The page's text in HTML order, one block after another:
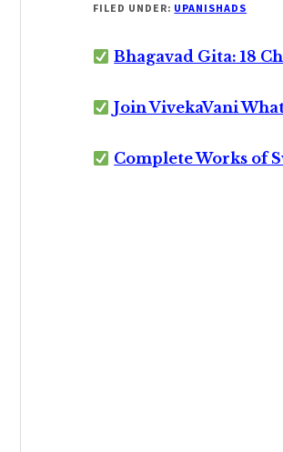
FILED UNDER: UPANISHADS
Bhagavad Gita: 18
Join VivekaVani
Complete Works of